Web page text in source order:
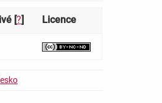
[?] Licence